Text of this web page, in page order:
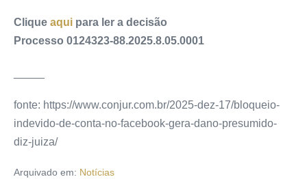
Clique aqui para ler a decisão
Processo 0124323-88.2025.8.05.0001
fonte: https://www.conjur.com.br/2025-dez-17/bloqueio-
indevido-de-conta-no-facebook-gera-dano-presumido-
diz-juiza/
Arquivado em: Notícias